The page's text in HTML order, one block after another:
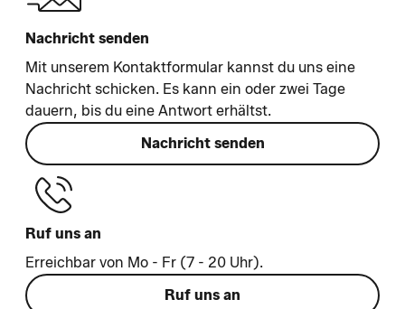
Nachricht senden
Mit unserem Kontaktformular kannst du uns eine
Nachricht schicken. Es kann ein oder zwei Tage
dauern, bis du eine Antwort erhältst.
Nachricht senden
Ruf uns an
Erreichbar von Mo - Fr (7 - 20 Uhr).
Ruf uns an